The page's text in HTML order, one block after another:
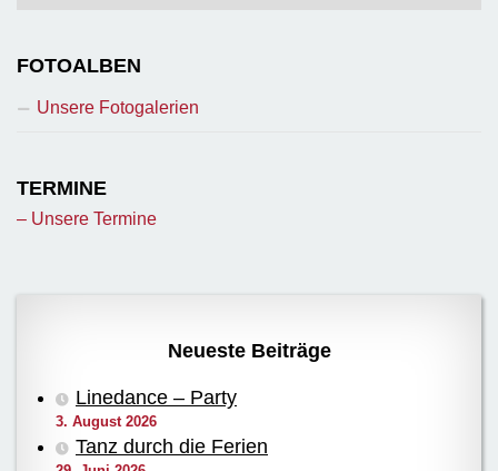
FOTOALBEN
Unsere Fotogalerien
TERMINE
– Unsere Termine
Neueste Beiträge
Linedance – Party
3. August 2026
Tanz durch die Ferien